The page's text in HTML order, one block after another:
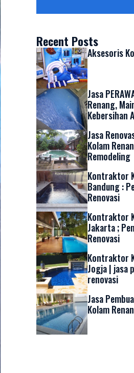
Recent Posts
Aksesoris
Jasa
Renang,
Kebersihan
Jasa
Kolam
Remodeling
Kontraktor
Bandung :
Renovasi
Kontraktor
Jakarta ;
Renovasi
Kontraktor
Jogja | jasa
renovasi
Jasa
Kolam